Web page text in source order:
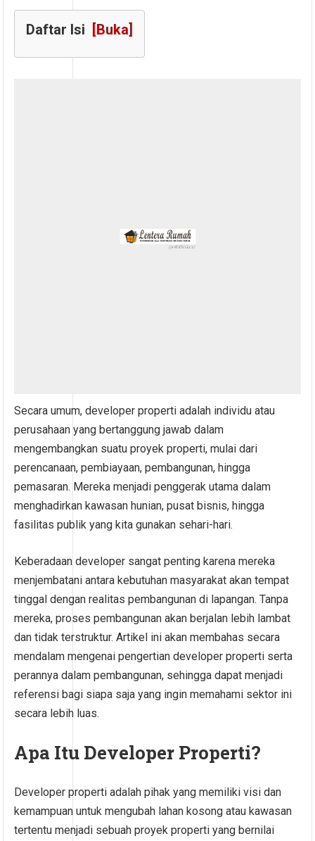
Daftar Isi [Buka]
Secara umum, developer properti adalah individu atau
perusahaan yang bertanggung jawab dalam
mengembangkan suatu proyek properti, mulai dari
perencanaan, pembiayaan, pembangunan, hingga
pemasaran. Mereka menjadi penggerak utama dalam
menghadirkan kawasan hunian, pusat bisnis, hingga
fasilitas publik yang kita gunakan sehari-hari.
Keberadaan developer sangat penting karena mereka
menjembatani antara kebutuhan masyarakat akan tempat
tinggal dengan realitas pembangunan di lapangan. Tanpa
mereka, proses pembangunan akan berjalan lebih lambat
dan tidak terstruktur. Artikel ini akan membahas secara
mendalam mengenai pengertian developer properti serta
perannya dalam pembangunan, sehingga dapat menjadi
referensi bagi siapa saja yang ingin memahami sektor ini
secara lebih luas.
Apa Itu Developer Properti?
Developer properti adalah pihak yang memiliki visi dan
kemampuan untuk mengubah lahan kosong atau kawasan
tertentu menjadi sebuah proyek properti yang bernilai